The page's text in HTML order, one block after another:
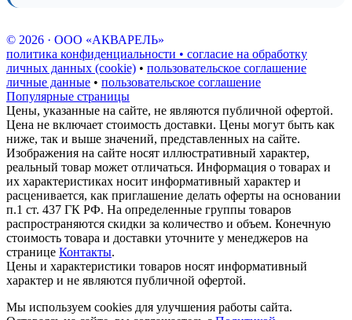
© 2026 · ООО «АКВАРЕЛЬ»
политика конфиденциальности • согласие на обработку
личных данных (cookie) • пользовательское соглашение
личные данные • пользовательское соглашение
Популярные страницы
Цены, указанные на сайте, не являются публичной офертой.
Цена не включает стоимость доставки. Цены могут быть как
ниже, так и выше значений, представленных на сайте.
Изображения на сайте носят иллюстративный характер,
реальный товар может отличаться. Информация о товарах и
их характеристиках носит информативный характер и
расценивается, как приглашение делать оферты на основании
п.1 ст. 437 ГК РФ. На определенные группы товаров
распространяются скидки за количество и объем. Конечную
стоимость товара и доставки уточните у менеджеров на
странице Контакты.
Цены и характеристики товаров носят информативный
характер и не являются публичной офертой.
Мы используем cookies для улучшения работы сайта.